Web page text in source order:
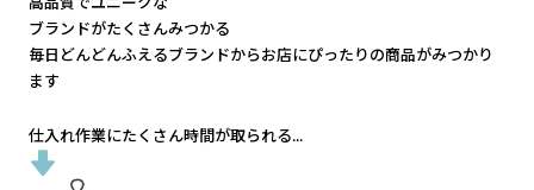
ブランドがたくさんみつかる
毎日どんどんふえるブランドからお店にぴったりの商品がみつかり
ます
仕入れ作業にたくさん時間が取られる...